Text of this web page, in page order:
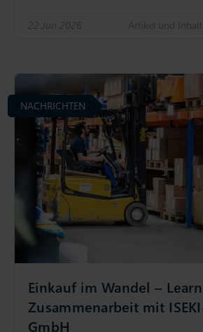
22 Jun 2026 Artikel und
Einkauf im Wandel –
Zusammenarbeit mit
GmbH
NACHRICHTEN